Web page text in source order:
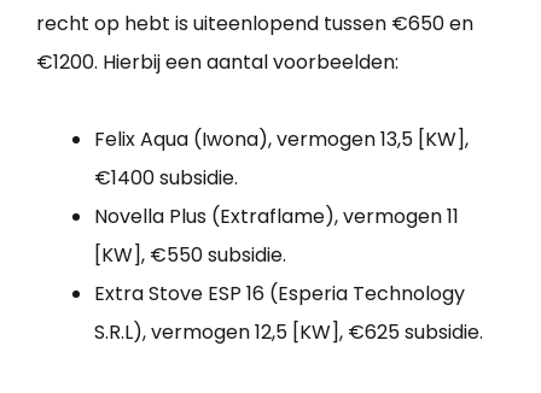
recht op hebt is uiteenlopend tussen €650 en
€1200. Hierbij een aantal voorbeelden:
Felix Aqua (Iwona), vermogen 13,5 [KW],
€1400 subsidie.
Novella Plus (Extraflame), vermogen 11
[KW], €550 subsidie.
Extra Stove ESP 16 (Esperia Technology
S.R.L), vermogen 12,5 [KW], €625 subsidie.